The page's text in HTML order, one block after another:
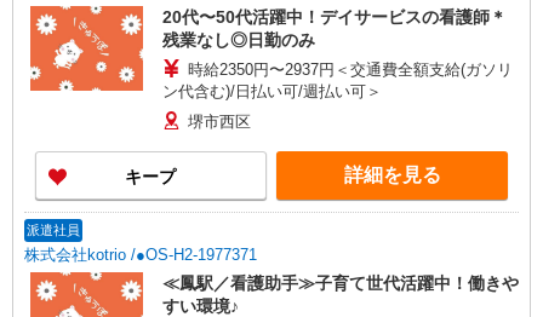
20代〜50代活躍中！デイサービスの看護師＊
残業なし◎日勤のみ
時給2350円〜2937円＜交通費全額支給(ガソリ
ン代含む)/日払い可/週払い可＞
堺市西区
キープ 詳細を見る
派遣社員
株式会社kotrio /●OS-H2-1977371
≪鳳駅／看護助手≫子育て世代活躍中！働きや
すい環境♪